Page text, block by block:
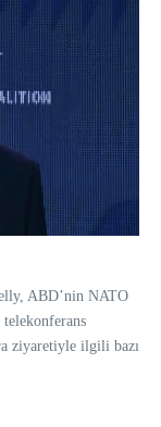
ABD’nin NATO
ziyaretiyle ilgili bazı